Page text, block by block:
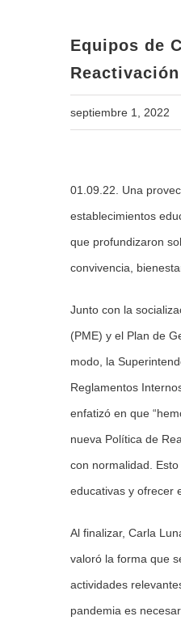
Equipos de
septiembre 1, 2022
Larger
Image
01.09.22. Una
establecimientos
que profundizaron
convivencia,
Junto con la
(PME) y el Plan de
modo, la
Reglamentos
enfatizó en que
nueva Política de
con normalidad.
educativas y ofrecer
Al finalizar, Carla
valoró la forma que
actividades
pandemia es